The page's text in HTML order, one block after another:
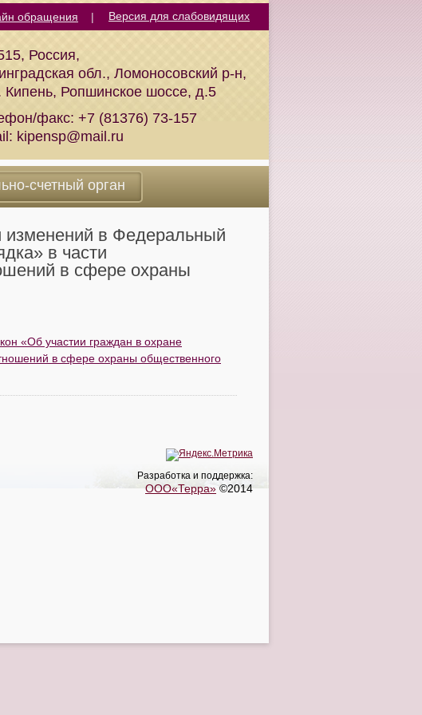
обращения |
Россия,
обл., Ломоносовский р-н,
Кипень, Ропшинское шоссе, д.5
факс: +7 (81376) 73-157
kipensp@mail.ru
счетный орган
в Федеральный
в части
в сфере охраны
«Об участии граждан в охране
в сфере охраны общественного
Разработка и поддержка:
ООО«Терра» ©2014